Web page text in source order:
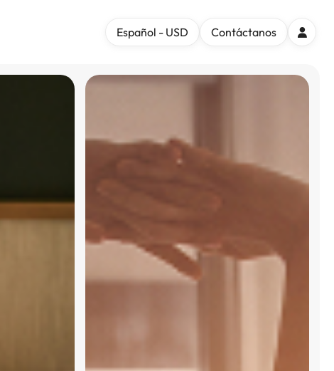
Español - USD Contáctanos